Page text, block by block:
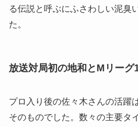
る伝説と呼ぶにふさわしい泥臭
た。
放送対局初の地和とMリーグ
プロ入り後の佐々木さんの活躍
そのものでした。数々の主要タ